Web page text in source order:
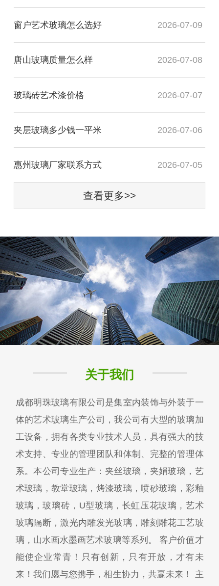
窗户艺术玻璃怎么选好 2026-07-09
唐山玻璃质量怎么样 2026-07-08
玻璃砖艺术漆价格 2026-07-07
夹层玻璃多少钱一平米 2026-07-06
惠州玻璃厂家联系方式 2026-07-05
查看更多>>
关于我们
成都明珠玻璃有限公司是集室内装饰与外装于一
体的艺术玻璃生产公司，我公司有大型的玻璃加
工设备，拥有各类专业技术人员，具有强大的技
术支持、专业的管理团队和体制、完整的管理体
系。本公司专业生产：夹丝玻璃，夹娟玻璃，艺
术玻璃，教堂玻璃，烤漆玻璃，喷砂玻璃，彩釉
玻璃，玻璃砖，U型玻璃，长虹压花玻璃，艺术
玻璃隔断，激光内雕发光玻璃，雕刻雕花工艺玻
璃，山水画水墨画艺术玻璃等系列。 客户价值才
能使企业常青！只有创新，只有开放，才有未
来！我们愿与您携手，相生协力，共赢未来！ 主